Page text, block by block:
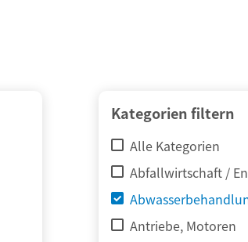
Kategorien filtern
Alle Kategorien
Abfallwirtschaft /
Antriebe, Motoren